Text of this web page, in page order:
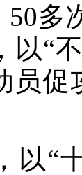
次
以“
员促
“十